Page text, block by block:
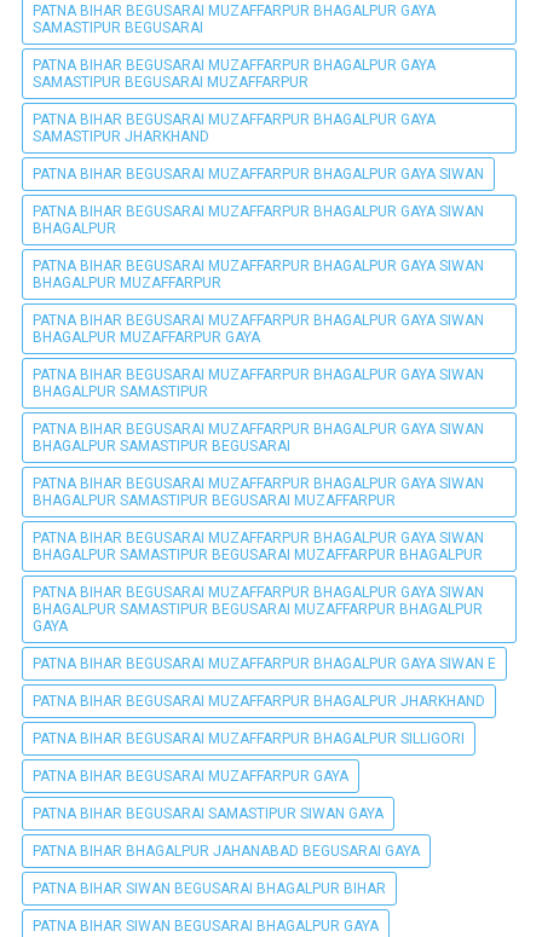
PATNA BIHAR BEGUSARAI MUZAFFARPUR BHAGALPUR GAYA
SAMASTIPUR BEGUSARAI
PATNA BIHAR BEGUSARAI MUZAFFARPUR BHAGALPUR GAYA
SAMASTIPUR BEGUSARAI MUZAFFARPUR
PATNA BIHAR BEGUSARAI MUZAFFARPUR BHAGALPUR GAYA
SAMASTIPUR JHARKHAND
PATNA BIHAR BEGUSARAI MUZAFFARPUR BHAGALPUR GAYA SIWAN
PATNA BIHAR BEGUSARAI MUZAFFARPUR BHAGALPUR GAYA SIWAN
BHAGALPUR
PATNA BIHAR BEGUSARAI MUZAFFARPUR BHAGALPUR GAYA SIWAN
BHAGALPUR MUZAFFARPUR
PATNA BIHAR BEGUSARAI MUZAFFARPUR BHAGALPUR GAYA SIWAN
BHAGALPUR MUZAFFARPUR GAYA
PATNA BIHAR BEGUSARAI MUZAFFARPUR BHAGALPUR GAYA SIWAN
BHAGALPUR SAMASTIPUR
PATNA BIHAR BEGUSARAI MUZAFFARPUR BHAGALPUR GAYA SIWAN
BHAGALPUR SAMASTIPUR BEGUSARAI
PATNA BIHAR BEGUSARAI MUZAFFARPUR BHAGALPUR GAYA SIWAN
BHAGALPUR SAMASTIPUR BEGUSARAI MUZAFFARPUR
PATNA BIHAR BEGUSARAI MUZAFFARPUR BHAGALPUR GAYA SIWAN
BHAGALPUR SAMASTIPUR BEGUSARAI MUZAFFARPUR BHAGALPUR
PATNA BIHAR BEGUSARAI MUZAFFARPUR BHAGALPUR GAYA SIWAN
BHAGALPUR SAMASTIPUR BEGUSARAI MUZAFFARPUR BHAGALPUR
GAYA
PATNA BIHAR BEGUSARAI MUZAFFARPUR BHAGALPUR GAYA SIWAN E
PATNA BIHAR BEGUSARAI MUZAFFARPUR BHAGALPUR JHARKHAND
PATNA BIHAR BEGUSARAI MUZAFFARPUR BHAGALPUR SILLIGORI
PATNA BIHAR BEGUSARAI MUZAFFARPUR GAYA
PATNA BIHAR BEGUSARAI SAMASTIPUR SIWAN GAYA
PATNA BIHAR BHAGALPUR JAHANABAD BEGUSARAI GAYA
PATNA BIHAR SIWAN BEGUSARAI BHAGALPUR BIHAR
PATNA BIHAR SIWAN BEGUSARAI BHAGALPUR GAYA